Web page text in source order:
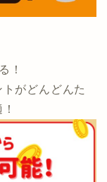
！
がどんどんた